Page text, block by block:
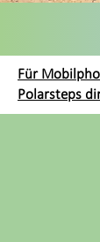
Für
Polarsteps